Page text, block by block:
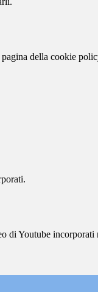
della cookie
di Youtube